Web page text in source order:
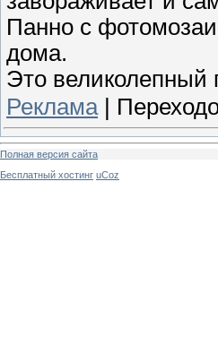
Панно с
дома.
Это великолепный
Реклама |
Полная версия сайта
Бесплатный хостинг uCoz